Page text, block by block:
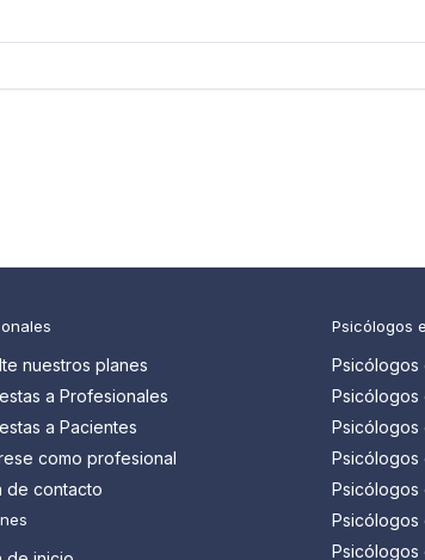
nuestros planes
a Profesionales
a Pacientes
como profesional
de contacto
Psicólogos
Psicólogos
Psicólogos
Psicólogos
Psicólogos
Psicólogos
Psicólogos
Psicólogos